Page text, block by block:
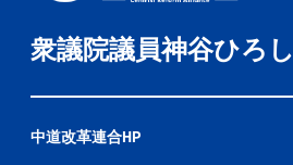
衆議院議員神谷ひろし
中道改革連合HP